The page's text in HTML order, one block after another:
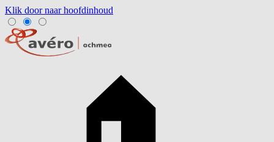
Klik door naar hoofdinhoud